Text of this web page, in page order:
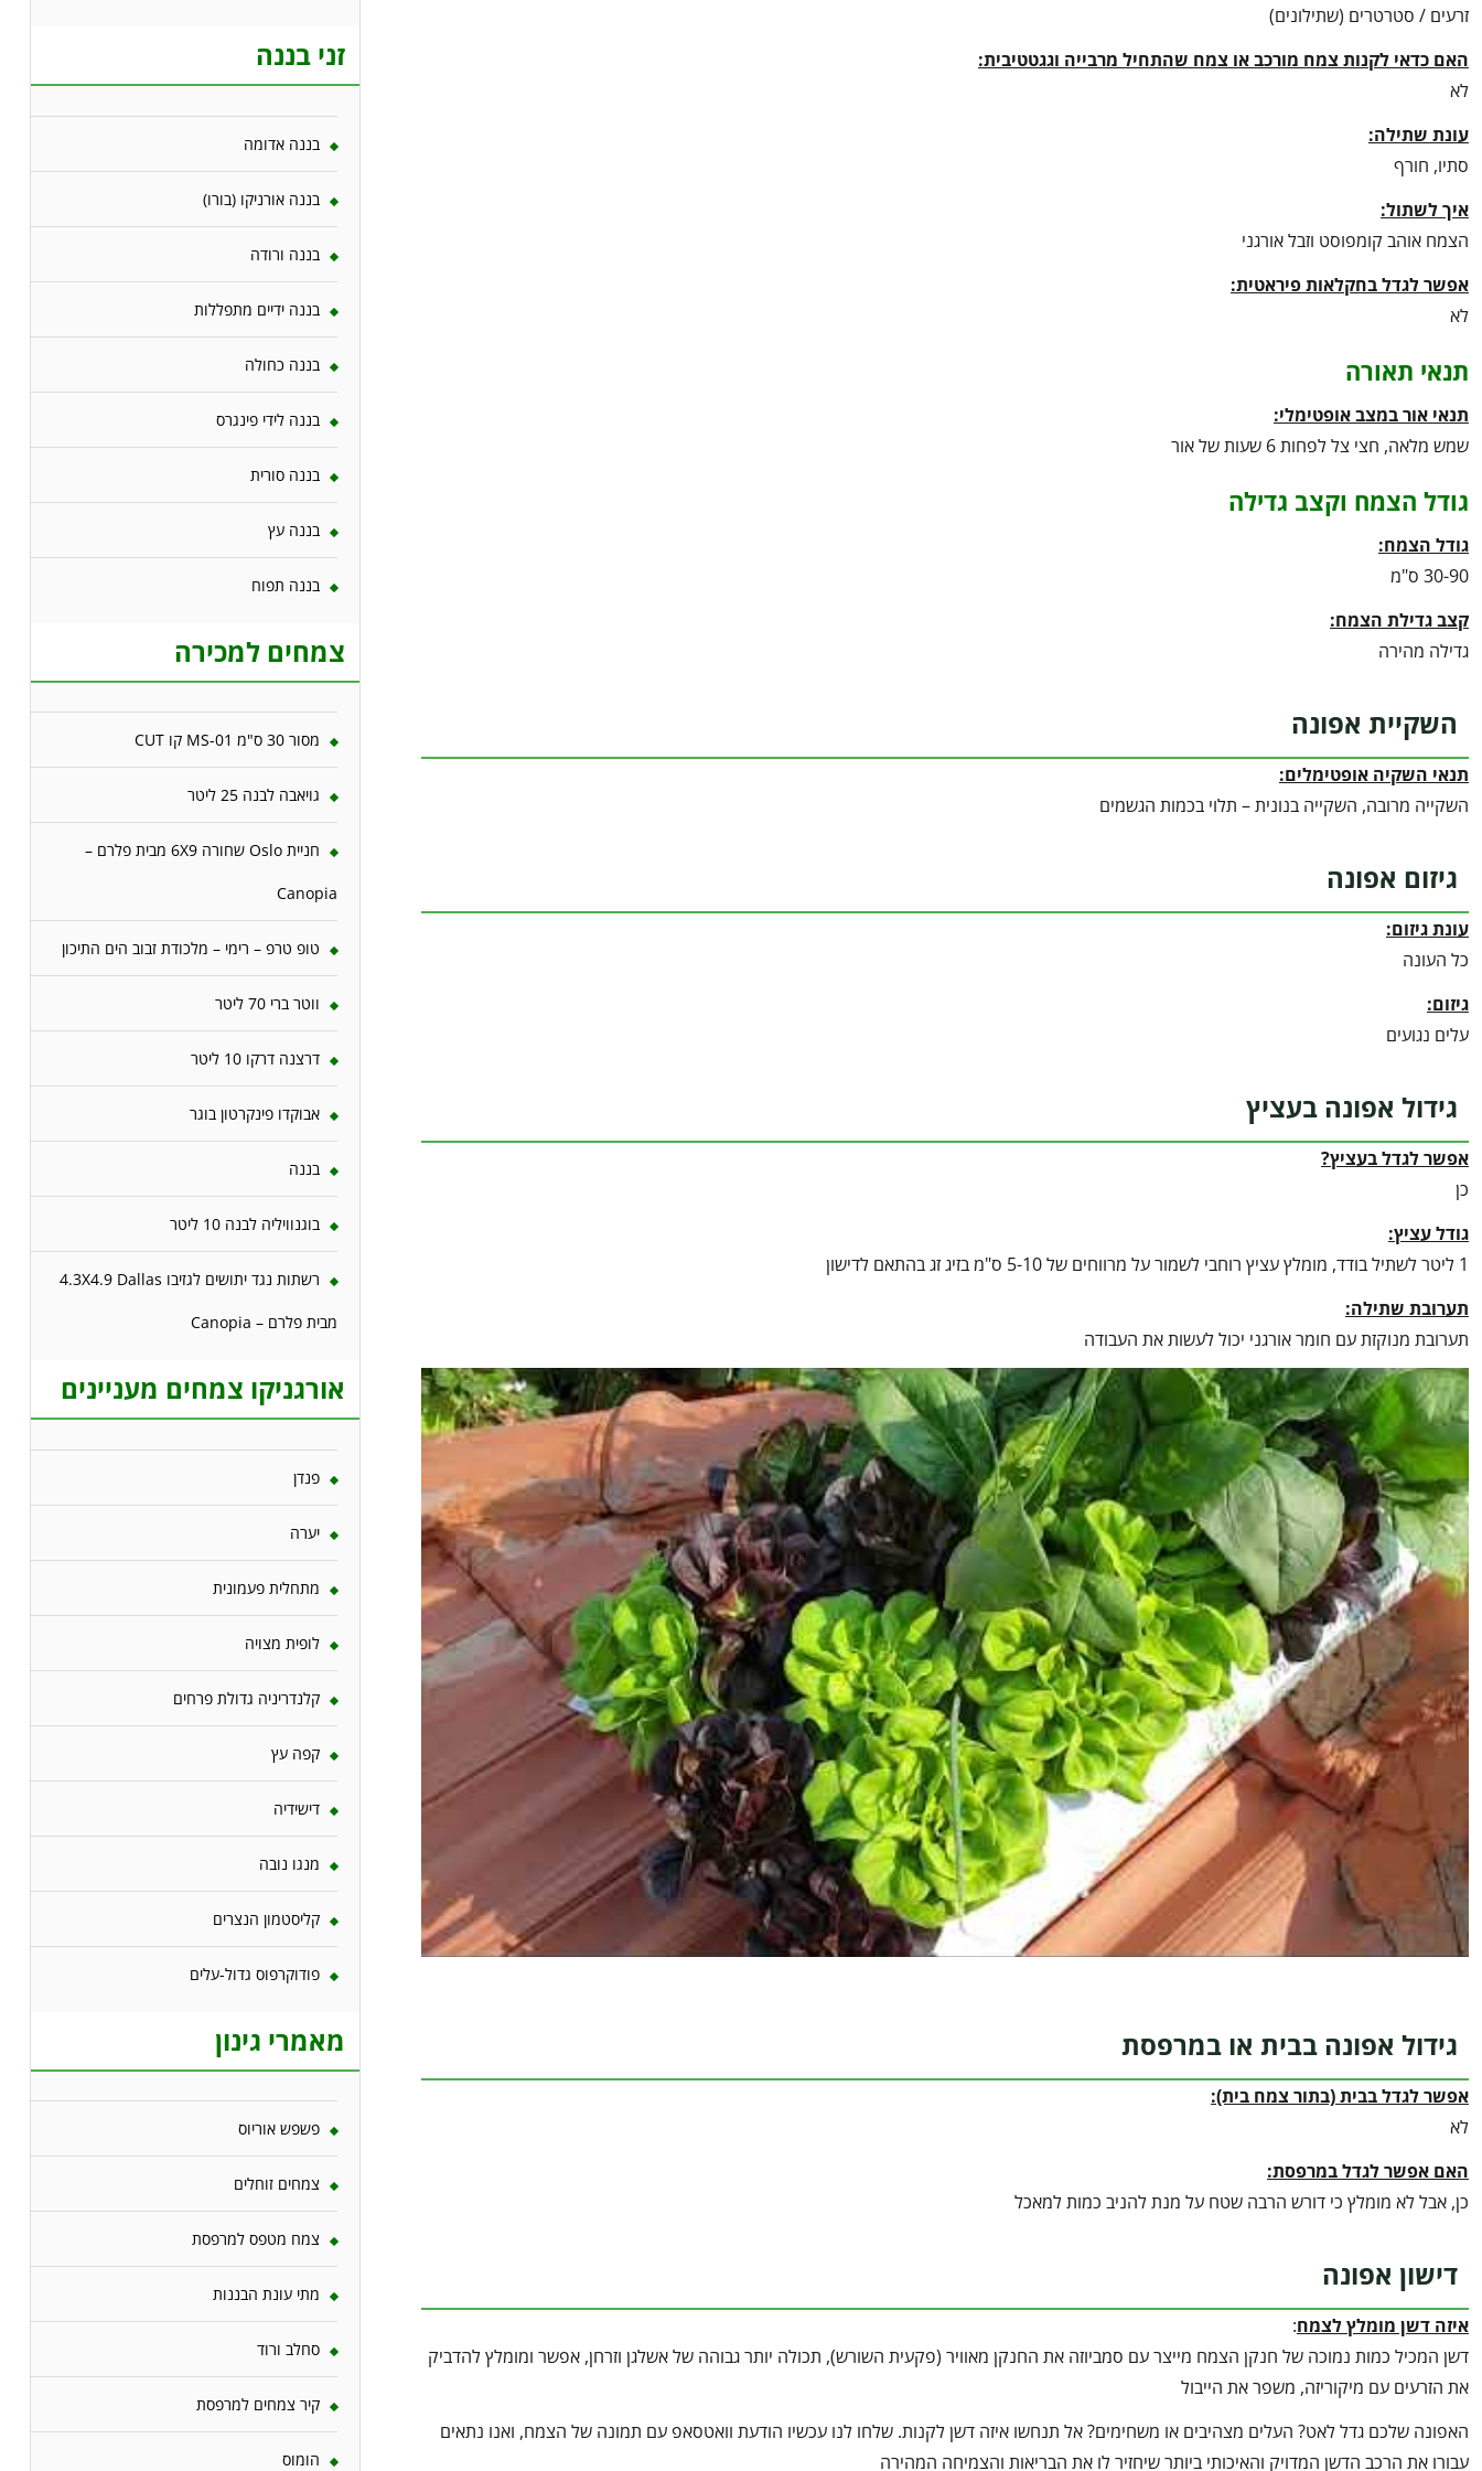
זרעים / סטרטרים (שתילונים)
האם כדאי לקנות צמח מורכב או צמח שהתחיל מרבייה וגגטטיבית:
לא
עונת שתילה:
סתיו, חורף
איך לשתול:
הצמח אוהב קומפוסט וזבל אורגני
אפשר לגדל בחקלאות פיראטית:
לא
תנאי תאורה
תנאי אור במצב אופטימלי:
שמש מלאה, חצי צל לפחות 6 שעות של אור
גודל הצמח וקצב גדילה
גודל הצמח:
30-90 ס"מ
קצב גדילת הצמח:
גדילה מהירה
השקיית אפונה
תנאי השקיה אופטימלים:
השקייה מרובה, השקייה בנונית – תלוי בכמות הגשמים
גיזום אפונה
עונת גיזום:
כל העונה
גיזום:
עלים נגועים
גידול אפונה בעציץ
אפשר לגדל בעציץ?
כן
גודל עציץ:
1 ליטר לשתיל בודד, מומלץ עציץ רוחבי לשמור על מרווחים של 5-10 ס"מ בזיג זג בהתאם לדישון
תערובת שתילה:
תערובת מנוקזת עם חומר אורגני יכול לעשות את העבודה
גידול אפונה בבית או במרפסת
אפשר לגדל בבית (בתור צמח בית):
לא
האם אפשר לגדל במרפסת:
כן, אבל לא מומלץ כי דורש הרבה שטח על מנת להניב כמות למאכל
דישון אפונה
איזה דשן מומלץ לצמח:
דשן המכיל כמות נמוכה של חנקן הצמח מייצר עם סמביוזה את החנקן מאוויר (פקעית השורש), תכולה יותר גבוהה של אשלגן וזרחן, אפשר ומומלץ להדביק
את הזרעים עם מיקוריזה, משפר את הייבול
האפונה שלכם גדל לאט? העלים מצהיבים או משחימים? אל תנחשו איזה דשן לקנות. שלחו לנו עכשיו הודעת וואטסאפ עם תמונה של הצמח, ואנו נתאים
עבורו את הרכב הדשן המדויק והאיכותי ביותר שיחזיר לו את הבריאות והצמיחה המהירה
זני בננה
בננה אדומה
בננה אורניקו (בורו)
בננה ורודה
בננה ידיים מתפללות
בננה כחולה
בננה לידי פינגרס
בננה סורית
בננה עץ
בננה תפוח
צמחים למכירה
מסור 30 ס"מ MS-01 קו CUT
גויאבה לבנה 25 ליטר
חניית Oslo שחורה 6X9 מבית פלרם –
Canopia
טופ טרפ – רימי – מלכודת זבוב הים התיכון
ווטר ברי 70 ליטר
דרצנה דרקו 10 ליטר
אבוקדו פינקרטון בוגר
בננה
בוגנוויליה לבנה 10 ליטר
רשתות נגד יתושים לגזיבו 4.3X4.9 Dallas
מבית פלרם – Canopia
אורגניקו צמחים מעניינים
פנדן
יערה
מתחלית פעמונית
לופית מצויה
קלנדריניה גדולת פרחים
קפה עץ
דישידיה
מנגו נובה
קליסטמון הנצרים
פודוקרפוס גדול-עלים
מאמרי גינון
פשפש אוריוס
צמחים זוחלים
צמח מטפס למרפסת
מתי עונת הבננות
סחלב ורוד
קיר צמחים למרפסת
הומוס